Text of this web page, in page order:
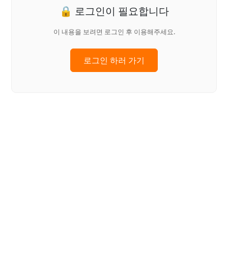
🔒 로그인이 필요합니다
이 내용을 보려면 로그인 후 이용해주세요.
로그인 하러 가기